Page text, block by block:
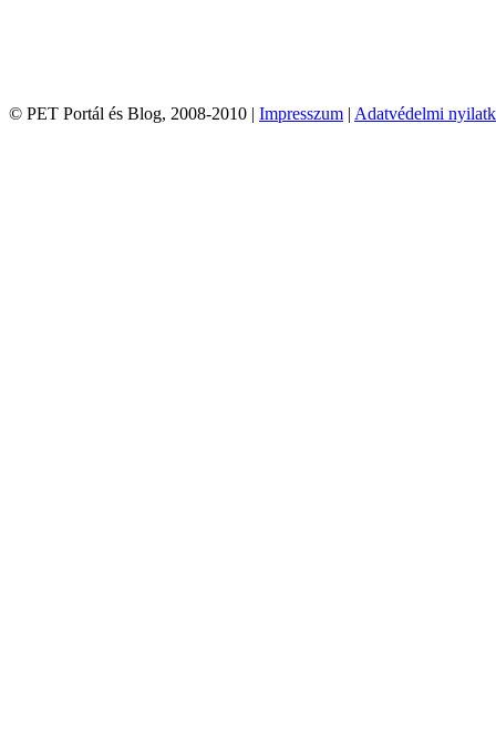
© PET Portál és Blog, 2008-2010 | Impresszum | Adatvédelmi